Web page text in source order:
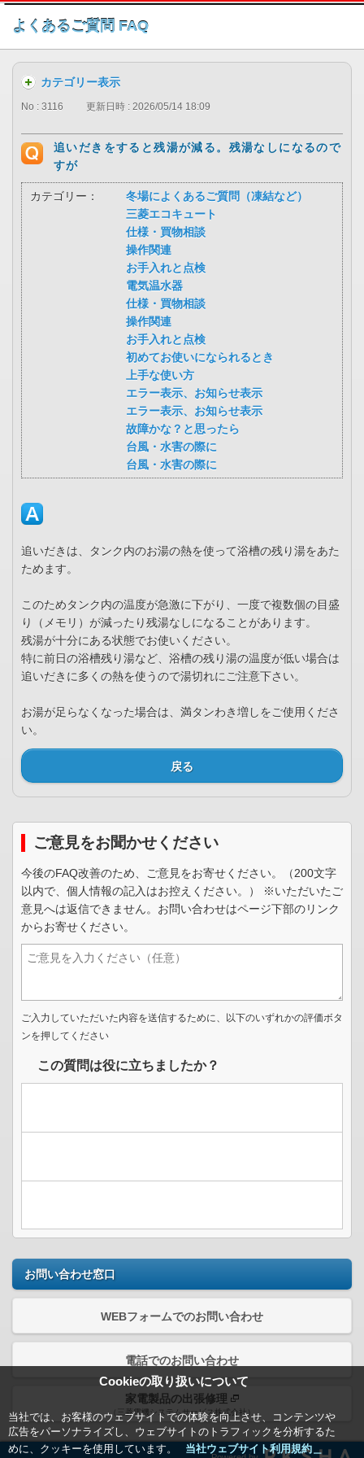
このページの本文へ
よくあるご質問 FAQ
Cookieの取り扱いについて
当社では、お客様のウェブサイトでの体験を向上させ、コンテンツや
広告をパーソナライズし、ウェブサイトのトラフィックを分析するた
めに、クッキーを使用しています。
当社ウェブサイト利用規約＿
カテゴリー表示
No : 3116 更新日時 : 2026/05/14 18:09
追いだきをすると残湯が減る。残湯なしになるので
すが
カテゴリー：
冬場によくあるご質問（凍結など）
三菱エコキュート
仕様・買物相談
操作関連
お手入れと点検
電気温水器
仕様・買物相談
操作関連
お手入れと点検
初めてお使いになられるとき
上手な使い方
エラー表示、お知らせ表示
エラー表示、お知らせ表示
故障かな？と思ったら
台風・水害の際に
台風・水害の際に
追いだきは、タンク内のお湯の熱を使って浴槽の残り湯をあた
ためます。
このためタンク内の温度が急激に下がり、一度で複数個の目盛
り（メモリ）が減ったり残湯なしになることがあります。
残湯が十分にある状態でお使いください。
特に前日の浴槽残り湯など、浴槽の残り湯の温度が低い場合は
追いだきに多くの熱を使うので湯切れにご注意下さい。
お湯が足らなくなった場合は、満タンわき増しをご使用くださ
い。
戻る
ご意見をお聞かせください
今後のFAQ改善のため、ご意見をお寄せください。（200文字
以内で、個人情報の記入はお控えください。） ※いただいたご
意見へは返信できません。お問い合わせはページ下部のリンク
からお寄せください。
ご入力していただいた内容を送信するために、以下のいずれかの評価ボタ
ンを押してください
この質問は役に立ちましたか？
お問い合わせ窓口
WEBフォームでのお問い合わせ
電話でのお問い合わせ
家電製品の出張修理
（三菱電機システムサービス株式会社）